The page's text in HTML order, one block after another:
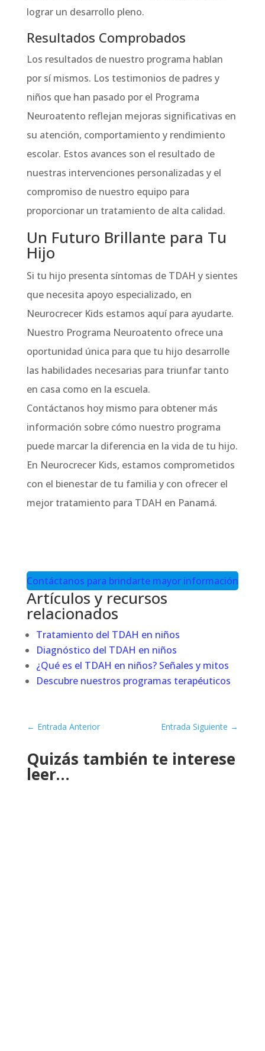
lograr un desarrollo pleno.
Resultados Comprobados
Los resultados de nuestro programa hablan
por sí mismos. Los testimonios de padres y
niños que han pasado por el Programa
Neuroatento reflejan mejoras significativas en
su atención, comportamiento y rendimiento
escolar. Estos avances son el resultado de
nuestras intervenciones personalizadas y el
compromiso de nuestro equipo para
proporcionar un tratamiento de alta calidad.
Un Futuro Brillante para Tu
Hijo
Si tu hijo presenta síntomas de TDAH y sientes
que necesita apoyo especializado, en
Neurocrecer Kids estamos aquí para ayudarte.
Nuestro Programa Neuroatento ofrece una
oportunidad única para que tu hijo desarrolle
las habilidades necesarias para triunfar tanto
en casa como en la escuela.
Contáctanos hoy mismo para obtener más
información sobre cómo nuestro programa
puede marcar la diferencia en la vida de tu hijo.
En Neurocrecer Kids, estamos comprometidos
con el bienestar de tu familia y con ofrecer el
mejor tratamiento para TDAH en Panamá.
Contáctanos para brindarte mayor información
Artículos y recursos
relacionados
Tratamiento del TDAH en niños
Diagnóstico del TDAH en niños
¿Qué es el TDAH en niños? Señales y mitos
Descubre nuestros programas terapéuticos
← Entrada Anterior Entrada Siguiente →
Quizás también te interese
leer…